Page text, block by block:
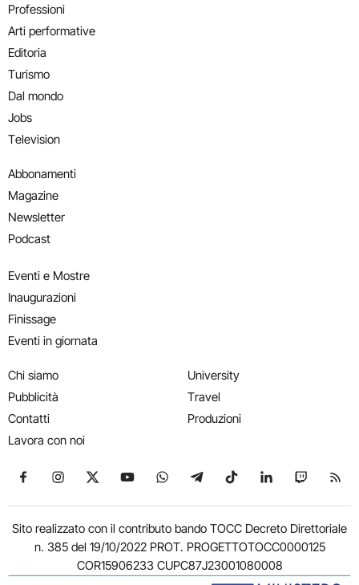
Professioni
Arti performative
Editoria
Turismo
Dal mondo
Jobs
Television
Abbonamenti
Magazine
Newsletter
Podcast
Eventi e Mostre
Inaugurazioni
Finissage
Eventi in giornata
Chi siamo
Pubblicità
Contatti
Lavora con noi
University
Travel
Produzioni
Seguici su Facebook
Seguici su Instagram
Seguici su X
Seguici su YouTube
Seguici su WhatsApp
Seguici su Telegram
Seguici su TikTok
Seguici su
Seguici
Sito realizzato con il contributo bando TOCC Decreto Direttoriale
n. 385 del 19/10/2022 PROT. PROGETTOTOCC0000125
COR15906233 CUPC87J23001080008